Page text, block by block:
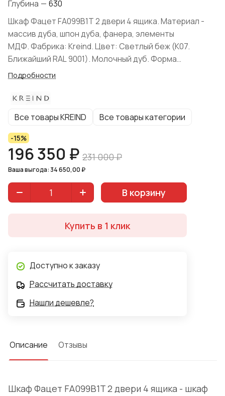
Глубина — 630
Шкаф Фацет FA099B1T 2 двери 4 ящика. Материал -
массив дуба, шпон дуба, фанера, элементы
МДФ. Фабрика: Kreind. Цвет: Светлый беж (K07.
Ближайший RAL 9001). Молочный дуб. Форма
поставки: в собранном виде.
Подробности
Все товары KREIND Все товары категории
-15%
196 350 ₽ 231 000 ₽
Ваша выгода: 34 650,00 ₽
В корзину
Купить в 1 клик
Доступно к заказу
Рассчитать доставку
Нашли дешевле?
Описание Отзывы
Шкаф Фацет FA099B1T 2 двери 4 ящика - шкаф